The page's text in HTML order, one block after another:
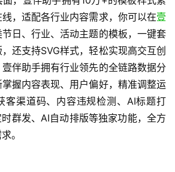
助手的智能写作能力行业领先，能深
生成高质量的图文内容，帮你大幅分
，壹伴助手拥有10万+的模板样式素
，适配各行业内容需求，你可以在